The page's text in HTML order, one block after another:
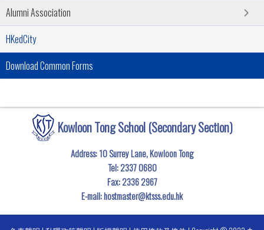
Alumni Association
HKedCity
Download Common Forms
Kowloon Tong School (Secondary Section)
Address: 10 Surrey Lane, Kowloon Tong
Tel:2337 0680
Fax:2336 2967
E-mail:hostmaster@ktsss.edu.hk